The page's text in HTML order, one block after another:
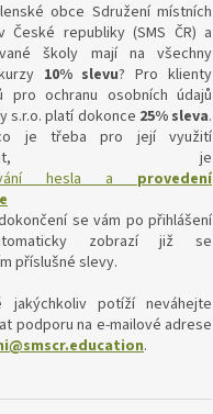
obce Sdružení místních
České republiky (SMS ČR) a
školy mají na všechny
10% slevu? Pro klienty
pro ochranu osobních údajů
s.r.o. platí dokonce 25% sleva.
je třeba pro její využití
je
hesla aprovedení
se vám po přihlášení
zobrazí již se
příslušné slevy.
jakýchkoliv potíží neváhejte
podporu na e-mailové adrese
.